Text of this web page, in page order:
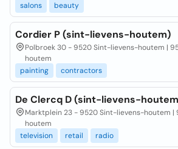
salons
beauty
Cordier P (sint-lievens-houtem)
Polbroek 30 - 9520 Sint-lievens-houtem |
houtem
painting
contractors
De Clercq D (sint-lievens-
Marktplein 23 - 9520 Sint-lievens-houtem |
houtem
television
retail radio